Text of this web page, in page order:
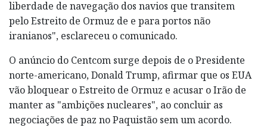
liberdade de navegação dos navios que transitem
pelo Estreito de Ormuz de e para portos não
iranianos", esclareceu o comunicado.
O anúncio do Centcom surge depois de o Presidente
norte-americano, Donald Trump, afirmar que os EUA
vão bloquear o Estreito de Ormuz e acusar o Irão de
manter as "ambições nucleares", ao concluir as
negociações de paz no Paquistão sem um acordo.